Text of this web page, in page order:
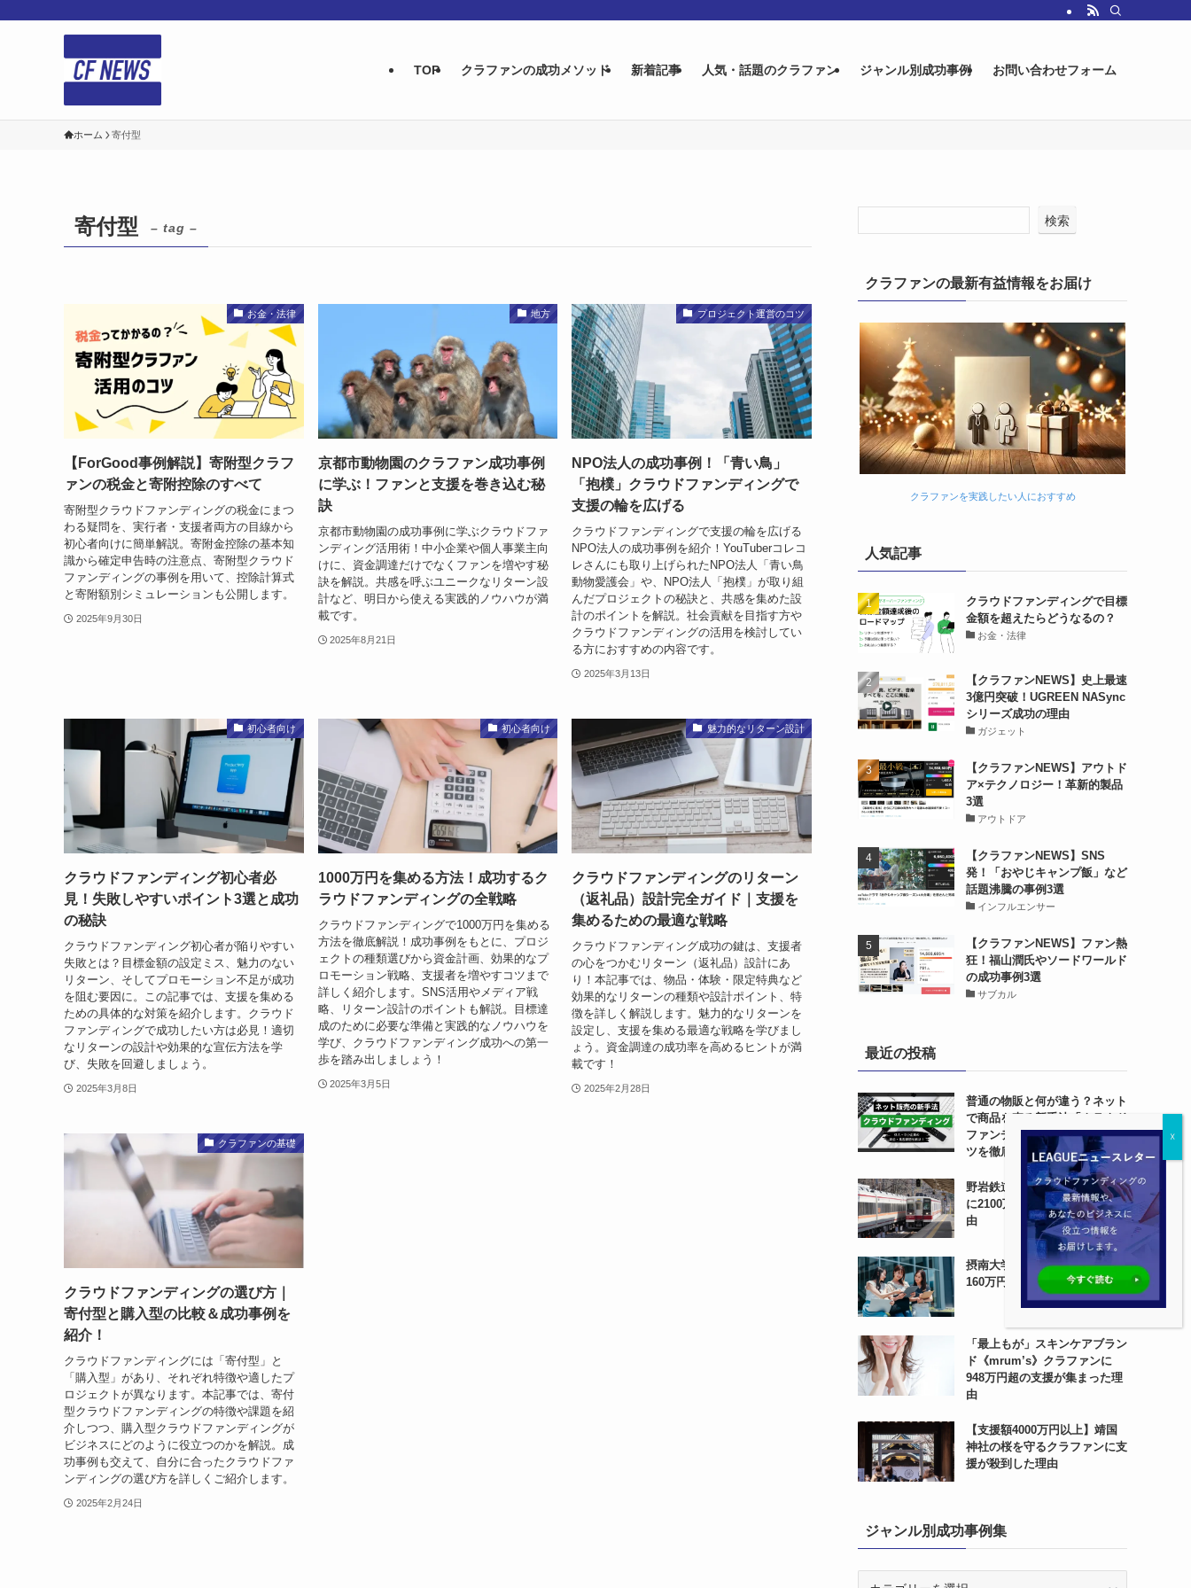
TOP クラファンの成功メソッド 新着記事 人気・話題のクラファン ジャンル別成功事例 お問い合わせフォーム
ホーム 寄付型
寄付型 – tag –
お金・法律
【ForGood事例解説】寄附型クラフ
ァンの税金と寄附控除のすべて
寄附型クラウドファンディングの税金にまつ
わる疑問を、実行者・支援者両方の目線から
初心者向けに簡単解説。寄附金控除の基本知
識から確定申告時の注意点、寄附型クラウド
ファンディングの事例を用いて、控除計算式
と寄附額別シミュレーションも公開します。
2025年9月30日
地方
京都市動物園のクラファン成功事例
に学ぶ！ファンと支援を巻き込む秘
訣
京都市動物園の成功事例に学ぶクラウドファ
ンディング活用術！中小企業や個人事業主向
けに、資金調達だけでなくファンを増やす秘
訣を解説。共感を呼ぶユニークなリターン設
計など、明日から使える実践的ノウハウが満
載です。
2025年8月21日
プロジェクト運営のコツ
NPO法人の成功事例！「青い鳥」
「抱樸」クラウドファンディングで
支援の輪を広げる
クラウドファンディングで支援の輪を広げる
NPO法人の成功事例を紹介！YouTuberコレコ
レさんにも取り上げられたNPO法人「青い鳥
動物愛護会」や、NPO法人「抱樸」が取り組
んだプロジェクトの秘訣と、共感を集めた設
計のポイントを解説。社会貢献を目指す方や
クラウドファンディングの活用を検討してい
る方におすすめの内容です。
2025年3月13日
初心者向け
クラウドファンディング初心者必
見！失敗しやすいポイント3選と成功
の秘訣
クラウドファンディング初心者が陥りやすい
失敗とは？目標金額の設定ミス、魅力のない
リターン、そしてプロモーション不足が成功
を阻む要因に。この記事では、支援を集める
ための具体的な対策を紹介します。クラウド
ファンディングで成功したい方は必見！適切
なリターンの設計や効果的な宣伝方法を学
び、失敗を回避しましょう。
2025年3月8日
初心者向け
1000万円を集める方法！成功するク
ラウドファンディングの全戦略
クラウドファンディングで1000万円を集める
方法を徹底解説！成功事例をもとに、プロジ
ェクトの種類選びから資金計画、効果的なプ
ロモーション戦略、支援者を増やすコツまで
詳しく紹介します。SNS活用やメディア戦
略、リターン設計のポイントも解説。目標達
成のために必要な準備と実践的なノウハウを
学び、クラウドファンディング成功への第一
歩を踏み出しましょう！
2025年3月5日
魅力的なリターン設計
クラウドファンディングのリターン
（返礼品）設計完全ガイド｜支援を
集めるための最適な戦略
クラウドファンディング成功の鍵は、支援者
の心をつかむリターン（返礼品）設計にあ
り！本記事では、物品・体験・限定特典など
効果的なリターンの種類や設計ポイント、特
徴を詳しく解説します。魅力的なリターンを
設定し、支援を集める最適な戦略を学びまし
ょう。資金調達の成功率を高めるヒントが満
載です！
2025年2月28日
クラファンの基礎
クラウドファンディングの選び方｜
寄付型と購入型の比較＆成功事例を
紹介！
クラウドファンディングには「寄付型」と
「購入型」があり、それぞれ特徴や適したプ
ロジェクトが異なります。本記事では、寄付
型クラウドファンディングの特徴や課題を紹
介しつつ、購入型クラウドファンディングが
ビジネスにどのように役立つのかを解説。成
功事例も交えて、自分に合ったクラウドファ
ンディングの選び方を詳しくご紹介します。
2025年2月24日
検索
クラファンの最新有益情報をお届け
クラファンを実践したい人におすすめ
人気記事
クラウドファンディングで目標
金額を超えたらどうなるの？
お金・法律
【クラファンNEWS】史上最速
3億円突破！UGREEN NASync
シリーズ成功の理由
ガジェット
【クラファンNEWS】アウトド
ア×テクノロジー！革新的製品
3選
アウトドア
【クラファンNEWS】SNS
発！「おやじキャンプ飯」など
話題沸騰の事例3選
インフルエンサー
【クラファンNEWS】ファン熱
狂！福山潤氏やソードワールド
の成功事例3選
サブカル
最近の投稿
普通の物販と何が違う？ネット
で商品を売る新手法「クラウド
ファンディング」の始め方とコ
ツを徹底解説
野岩鉄道6050系のクラファン
に2100万円超の支援を得た理
由
摂南大学50周年クラファンに
160万円の支援が集まった理由
「最上もが」スキンケアブラン
ド《mrum’s》クラファンに
948万円超の支援が集まった理
由
【支援額4000万円以上】靖国
神社の桜を守るクラファンに支
援が殺到した理由
ジャンル別成功事例集